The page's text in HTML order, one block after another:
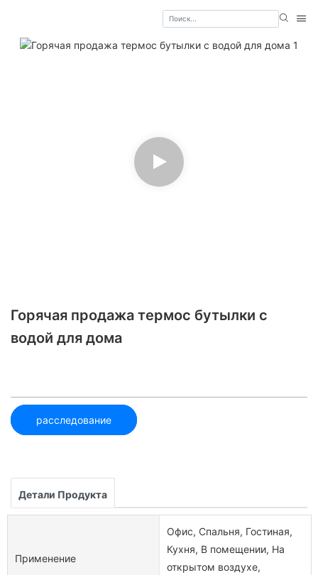
Горячая продажа термос бутылки с
водой для дома
расследование
Детали Продукта
Применение
Офис, Спальня, Гостиная,
Кухня, В помещении, На
открытом воздухе,